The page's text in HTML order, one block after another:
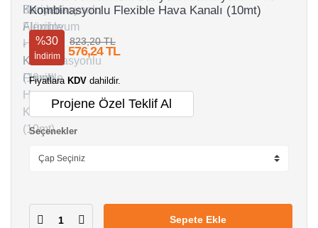
Kombinasyonlu Flexible Hava Kanalı (10mt)
%30
İndirim
823,20 TL
576,24 TL
Fiyatlara KDV dahildir.
Projene Özel Teklif Al
Seçenekler
Sepete Ekle